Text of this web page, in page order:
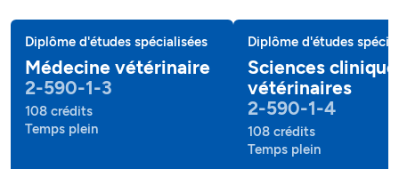
Diplôme d'études spécialisées
Médecine vétérinaire
2-590-1-3
108 crédits
Temps plein
Diplôme d'études
Sciences
vétérinaires
2-590-1-4
108 crédits
Temps plein